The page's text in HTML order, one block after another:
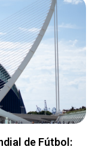
de Fútbol: